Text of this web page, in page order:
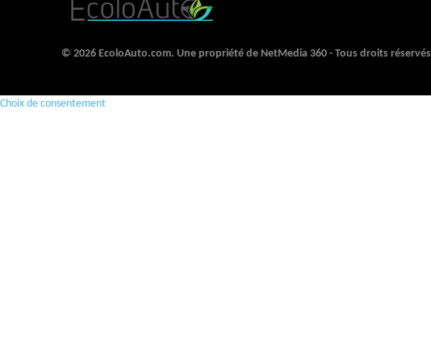
© 2026 EcoloAuto.com. Une propriété de NetMedia 360 - Tous droits réservés
Choix de consentement